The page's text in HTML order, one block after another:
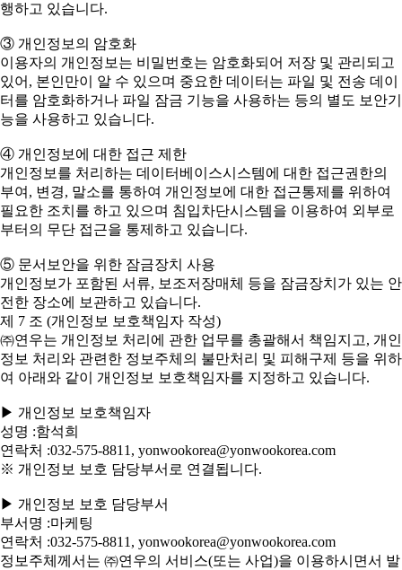
행하고 있습니다.
③ 개인정보의 암호화
이용자의 개인정보는 비밀번호는 암호화되어 저장 및 관리되고
있어, 본인만이 알 수 있으며 중요한 데이터는 파일 및 전송 데이
터를 암호화하거나 파일 잠금 기능을 사용하는 등의 별도 보안기
능을 사용하고 있습니다.
④ 개인정보에 대한 접근 제한
개인정보를 처리하는 데이터베이스시스템에 대한 접근권한의
부여, 변경, 말소를 통하여 개인정보에 대한 접근통제를 위하여
필요한 조치를 하고 있으며 침입차단시스템을 이용하여 외부로
부터의 무단 접근을 통제하고 있습니다.
⑤ 문서보안을 위한 잠금장치 사용
개인정보가 포함된 서류, 보조저장매체 등을 잠금장치가 있는 안
전한 장소에 보관하고 있습니다.
제 7 조 (개인정보 보호책임자 작성)
㈜연우는 개인정보 처리에 관한 업무를 총괄해서 책임지고, 개인
정보 처리와 관련한 정보주체의 불만처리 및 피해구제 등을 위하
여 아래와 같이 개인정보 보호책임자를 지정하고 있습니다.
▶ 개인정보 보호책임자
성명 :함석희
연락처 :032-575-8811, yonwookorea@yonwookorea.com
※ 개인정보 보호 담당부서로 연결됩니다.
▶ 개인정보 보호 담당부서
부서명 :마케팅
연락처 :032-575-8811, yonwookorea@yonwookorea.com
정보주체께서는 ㈜연우의 서비스(또는 사업)을 이용하시면서 발